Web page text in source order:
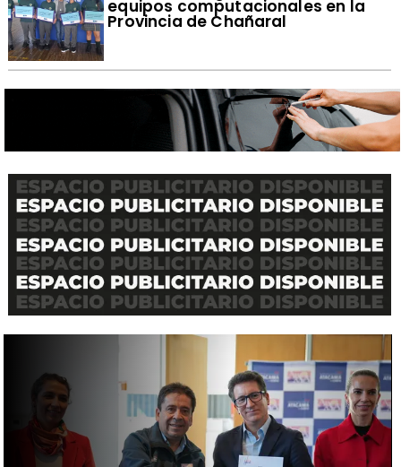
equipos computacionales en la
Provincia de Chañaral